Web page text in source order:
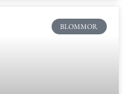
BLOMMOR